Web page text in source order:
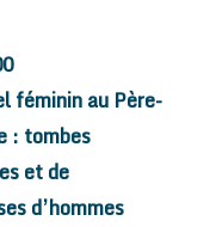
féminin au Père-
: tombes
et de
d’hommes